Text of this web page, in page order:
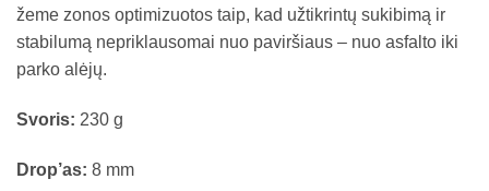
žeme zonos optimizuotos taip, kad užtikrintų sukibimą ir
stabilumą nepriklausomai nuo paviršiaus – nuo asfalto iki
parko alėjų.
Svoris: 230 g
Drop’as: 8 mm